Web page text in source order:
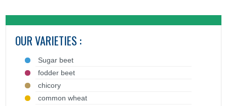
OUR VARIETIES :
Sugar beet
fodder beet
chicory
common wheat